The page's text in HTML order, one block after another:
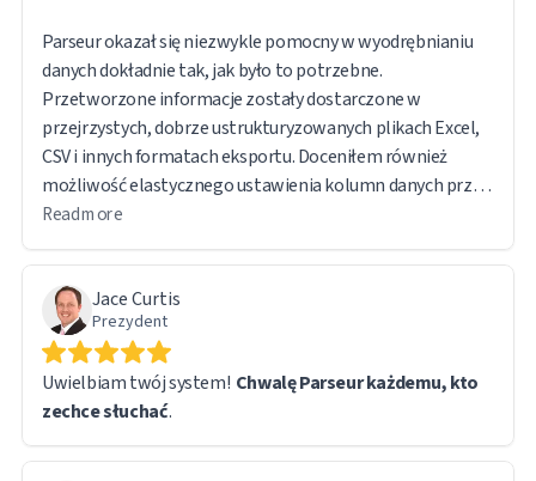
Parseur okazał się niezwykle pomocny w wyodrębnianiu
danych dokładnie tak, jak było to potrzebne.
Przetworzone informacje zostały dostarczone w
przejrzystych, dobrze ustrukturyzowanych plikach Excel,
CSV i innych formatach eksportu. Doceniłem również
możliwość elastycznego ustawienia kolumn danych przed
eksportem.
Oprogramowanie jest intuicyjne i przyjazne dla
użytkownika. Kolejną funkcją, którą uznałem za
szczególnie przydatną, jest to, że oryginalny plik
pozostaje dostępny poprzez bezpośredni link URL w
wyeksportowanym raporcie, co ułatwia dostęp do
dokumentów źródłowych w razie potrzeby.
Read more
Jace Curtis
Prezydent
Uwielbiam twój system! Chwalę Parseur każdemu, kto
zechce słuchać.